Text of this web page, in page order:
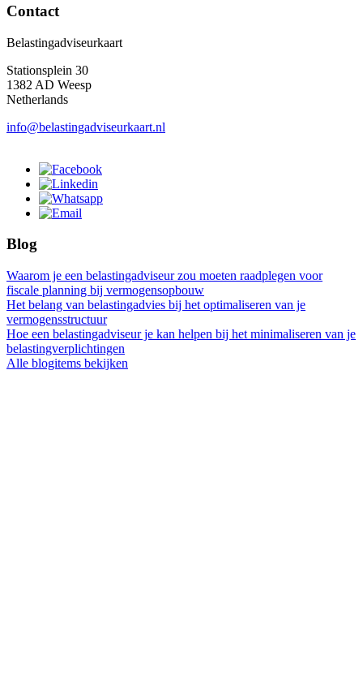
Contact
Belastingadviseurkaart
Stationsplein 30
1382 AD Weesp
Netherlands
info@belastingadviseurkaart.nl
Blog
Waarom je een belastingadviseur zou moeten raadplegen voor
fiscale planning bij vermogensopbouw
Het belang van belastingadvies bij het optimaliseren van je
vermogensstructuur
Hoe een belastingadviseur je kan helpen bij het minimaliseren van je
belastingverplichtingen
Alle blogitems bekijken